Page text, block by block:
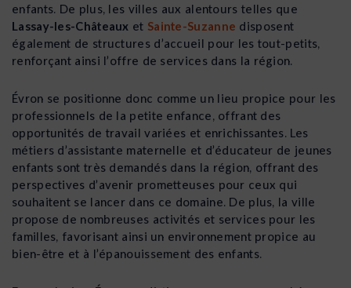
enfants. De plus, les villes aux alentours telles que
Lassay-les-Châteaux et Sainte-Suzanne disposent
également de structures d’accueil pour les tout-petits,
renforçant ainsi l’offre de services dans la région.
Évron se positionne donc comme un lieu propice pour les
professionnels de la petite enfance, offrant des
opportunités de travail variées et enrichissantes. Les
métiers d’assistante maternelle et d’éducateur de jeunes
enfants sont très demandés dans la région, offrant des
perspectives d’avenir prometteuses pour ceux qui
souhaitent se lancer dans ce domaine. De plus, la ville
propose de nombreuses activités et services pour les
familles, favorisant ainsi un environnement propice au
bien-être et à l’épanouissement des enfants.